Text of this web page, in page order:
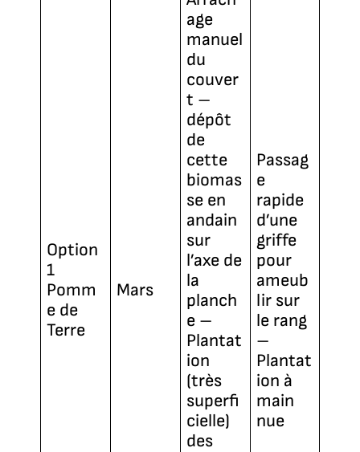
Option
1
Pomm
e de
Terre
Mars
age
manuel
du
couver
t –
dépôt
de
cette
biomas
se en
andain
sur
l’axe de
la
planch
e –
Plantat
ion
(très
superfi
cielle)
des
Passag
e
rapide
d’une
griffe
pour
ameub
lir sur
le rang
–
Plantat
ion à
main
nue